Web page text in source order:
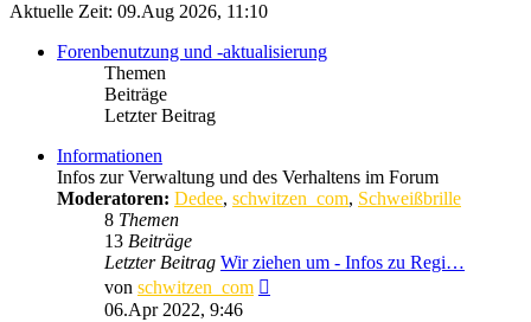
Aktuelle Zeit: 09.Aug 2026, 11:10
Forenbenutzung und -aktualisierung
Themen
Beiträge
Letzter Beitrag
Informationen
Infos zur Verwaltung und des Verhaltens im Forum
Moderatoren: Dedee, schwitzen_com, Schweißbrille
8 Themen
13 Beiträge
Letzter Beitrag Wir ziehen um - Infos zu Regi…
von schwitzen_com
06.Apr 2022, 9:46